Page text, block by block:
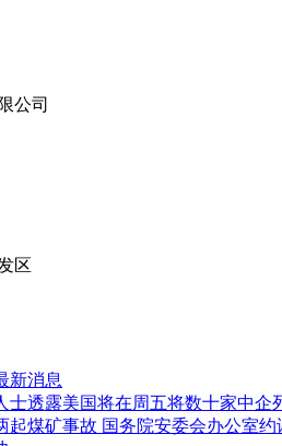
公司
区
新消息
士透露美国将在周五将数十家中企
起煤矿事故 国务院安委会办公室约